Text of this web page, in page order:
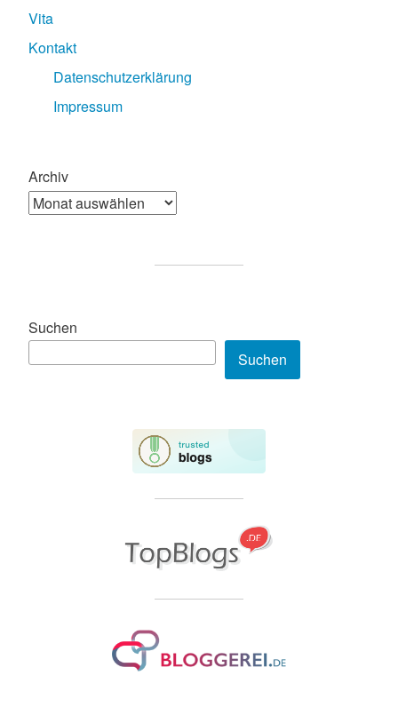
Vita
Kontakt
Datenschutzerklärung
Impressum
Archiv
Suchen
Suchen